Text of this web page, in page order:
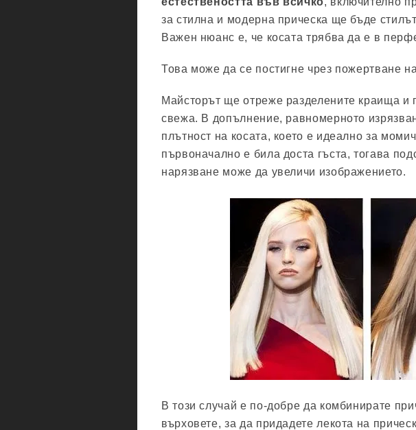
за стилна и модерна прическа ще бъде
Важен нюанс е, че косата трябва да е в
Това може да се постигне чрез пожертване
Майсторът ще отреже разделените краища и
свежа. В допълнение, равномерното
плътност на косата, което е идеално за
първоначално е била доста гъста, тогава
нарязване може да увеличи изображението.
В този случай е по-добре да комбинирате
върховете, за да придадете лекота на